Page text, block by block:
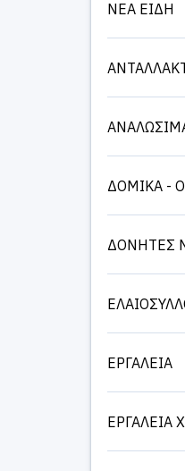
ΝΕΑ ΕΙΔΗ
ΔΟΜΙΚΑ -
ΔΟΝΗΤΕΣ
ΕΡΓΑΛΕΙΑ
ΕΡΓΑΛΕΙΑ